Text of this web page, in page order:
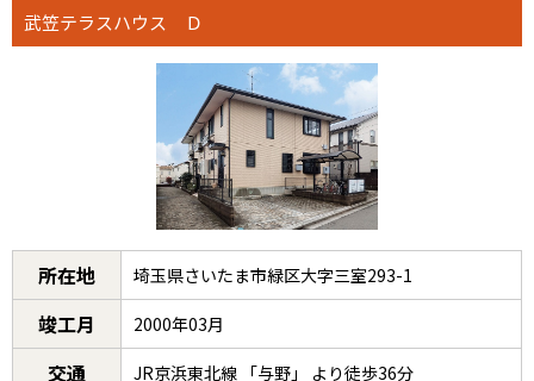
武笠テラスハウス Ｄ
所在地 埼玉県さいたま市緑区大字三室293-1
竣工月 2000年03月
交通 JR京浜東北線 「与野」 より徒歩36分